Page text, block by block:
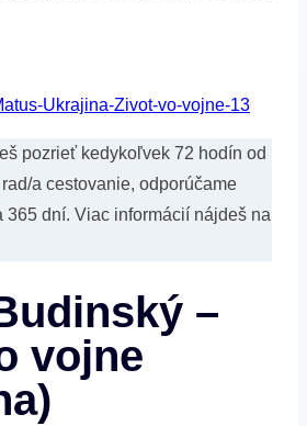
pozrieť kedykoľvek 72 hodín od
a cestovanie, odporúčame
365 dní. Viac informácií nájdeš na
–
vojne